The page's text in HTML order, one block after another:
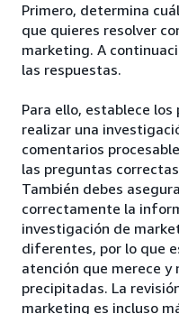
Primero, determina
que quieres resolver
marketing. A
las respuestas.
Para ello, establece
realizar una
comentarios
las preguntas
También debes
correctamente la
investigación de
diferentes, por lo que
atención que merece y
precipitadas. La
marketing es incluso